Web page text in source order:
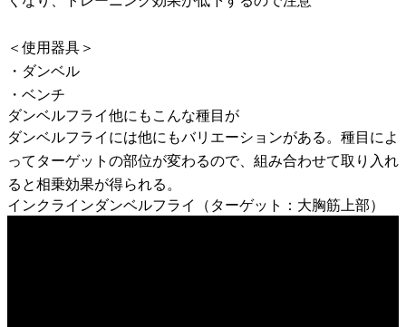
＜使用器具＞
・ダンベル
・ベンチ
ダンベルフライ他にもこんな種目が
ダンベルフライには他にもバリエーションがある。種目によ
ってターゲットの部位が変わるので、組み合わせて取り入れ
ると相乗効果が得られる。
インクラインダンベルフライ（ターゲット：大胸筋上部）